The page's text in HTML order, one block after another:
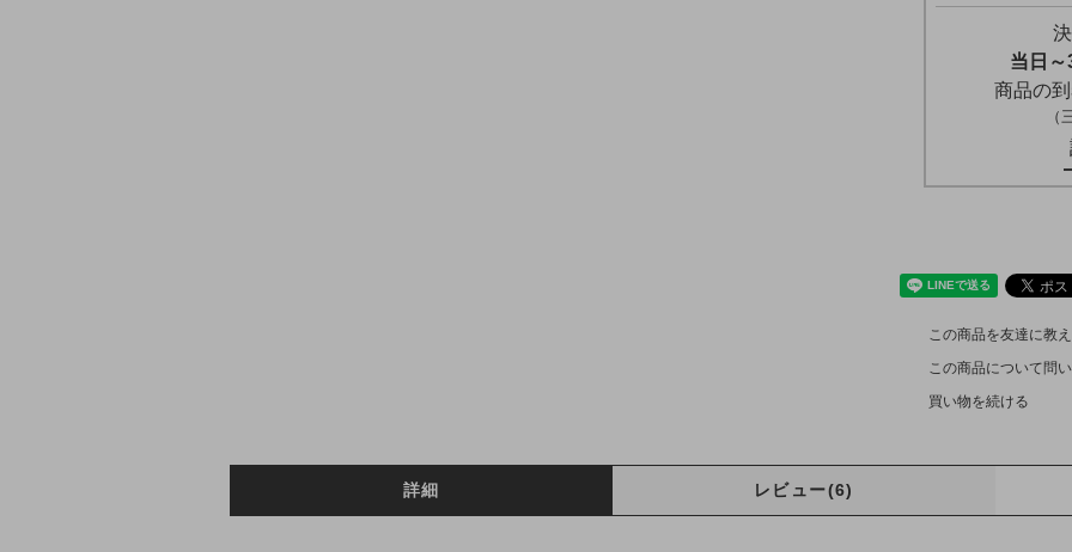
当日
商品の
この商品を友達に教
この商品について問
買い物を続ける
詳細 レビュー(6)